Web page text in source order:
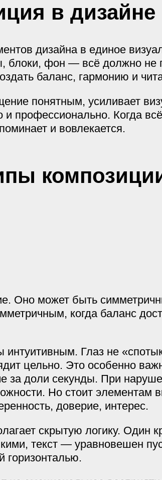
в дизайне
дизайна в единое
блоки, фон — всё должно не
баланс, гармонию и
понятным, усиливает
и профессионально. Когда
и вовлекается.
Оно может быть
когда баланс
интуитивным. Глаз не
цельно. Это особенно
за доли секунды. При
Но стоит элементам
доверие, интерес.
скрытую логику. Один
текст — уравновешен
горизонталью.